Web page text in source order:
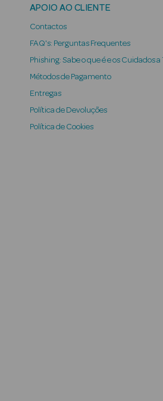
APOIO AO CLIENTE
Contactos
FAQ's: Perguntas Frequentes
Phishing: Sabe o que é e os Cuidados a
Métodos de Pagamento
Entregas
Política de Devoluções
Política de Cookies